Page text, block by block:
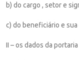
b) do cargo , setor e
c) do beneficiário e
II – os dados da